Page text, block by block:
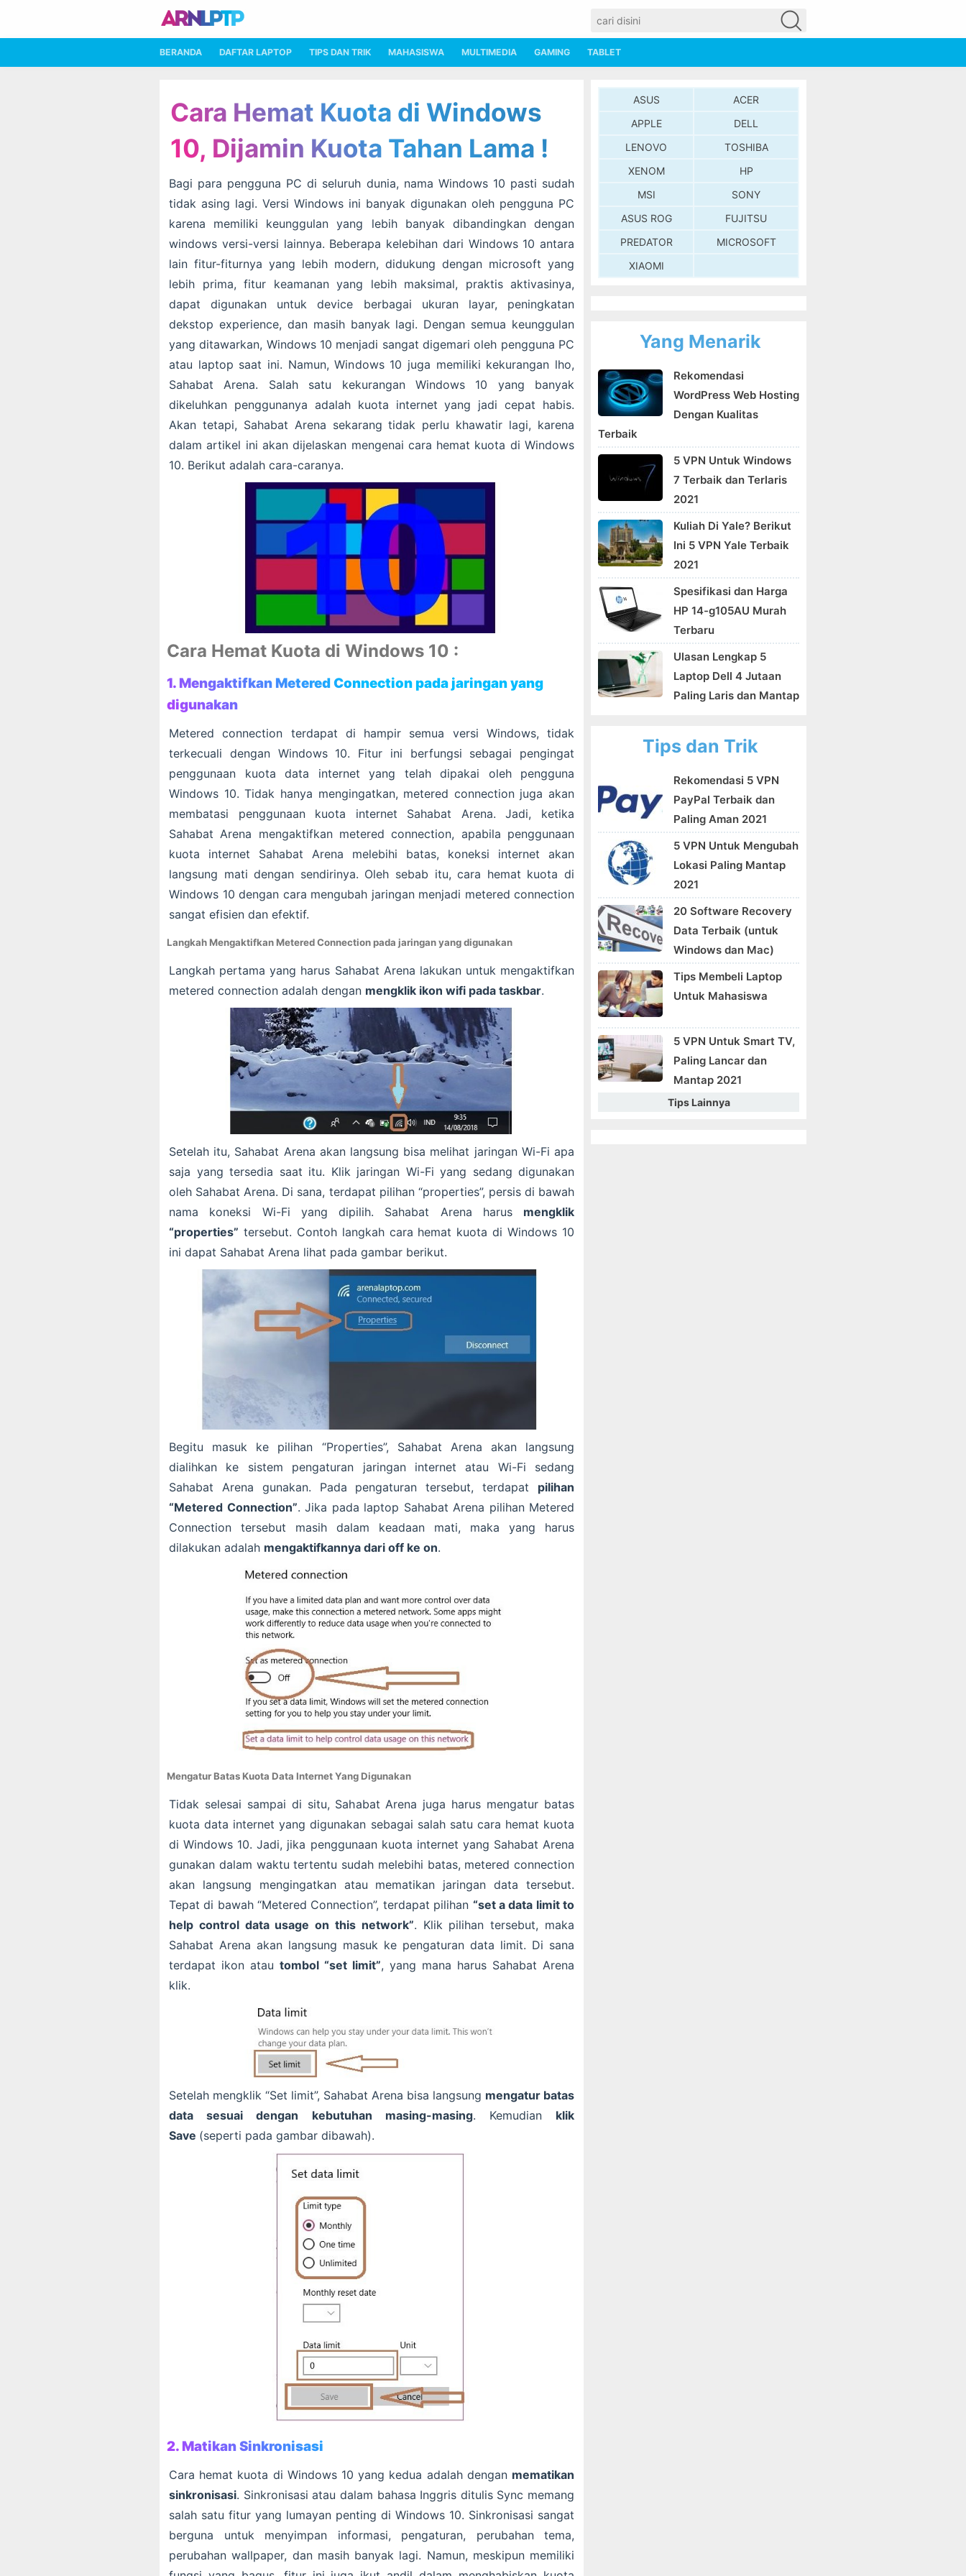
BERANDA DAFTAR LAPTOP TIPS DAN TRIK MAHASISWA MULTIMEDIA GAMING TABLET
Cara Hemat Kuota di Windows
10, Dijamin Kuota Tahan Lama !
Bagi para pengguna PC di seluruh dunia, nama Windows 10 pasti sudah
tidak asing lagi. Versi Windows ini banyak digunakan oleh pengguna PC
karena memiliki keunggulan yang lebih banyak dibandingkan dengan
windows versi-versi lainnya. Beberapa kelebihan dari Windows 10 antara
lain fitur-fiturnya yang lebih modern, didukung dengan microsoft yang
lebih prima, fitur keamanan yang lebih maksimal, praktis aktivasinya,
dapat digunakan untuk device berbagai ukuran layar, peningkatan
dekstop experience, dan masih banyak lagi. Dengan semua keunggulan
yang ditawarkan, Windows 10 menjadi sangat digemari oleh pengguna PC
atau laptop saat ini. Namun, Windows 10 juga memiliki kekurangan lho,
Sahabat Arena. Salah satu kekurangan Windows 10 yang banyak
dikeluhkan penggunanya adalah kuota internet yang jadi cepat habis.
Akan tetapi, Sahabat Arena sekarang tidak perlu khawatir lagi, karena
dalam artikel ini akan dijelaskan mengenai cara hemat kuota di Windows
10. Berikut adalah cara-caranya.
Cara Hemat Kuota di Windows 10 :
1. Mengaktifkan Metered Connection pada jaringan yang
digunakan
Metered connection terdapat di hampir semua versi Windows, tidak
terkecuali dengan Windows 10. Fitur ini berfungsi sebagai pengingat
penggunaan kuota data internet yang telah dipakai oleh pengguna
Windows 10. Tidak hanya mengingatkan, metered connection juga akan
membatasi penggunaan kuota internet Sahabat Arena. Jadi, ketika
Sahabat Arena mengaktifkan metered connection, apabila penggunaan
kuota internet Sahabat Arena melebihi batas, koneksi internet akan
langsung mati dengan sendirinya. Oleh sebab itu, cara hemat kuota di
Windows 10 dengan cara mengubah jaringan menjadi metered connection
sangat efisien dan efektif.
Langkah Mengaktifkan Metered Connection pada jaringan yang digunakan
Langkah pertama yang harus Sahabat Arena lakukan untuk mengaktifkan
metered connection adalah dengan mengklik ikon wifi pada taskbar.
Setelah itu, Sahabat Arena akan langsung bisa melihat jaringan Wi-Fi apa
saja yang tersedia saat itu. Klik jaringan Wi-Fi yang sedang digunakan
oleh Sahabat Arena. Di sana, terdapat pilihan “properties”, persis di bawah
nama koneksi Wi-Fi yang dipilih. Sahabat Arena harus mengklik
“properties” tersebut. Contoh langkah cara hemat kuota di Windows 10
ini dapat Sahabat Arena lihat pada gambar berikut.
Begitu masuk ke pilihan “Properties”, Sahabat Arena akan langsung
dialihkan ke sistem pengaturan jaringan internet atau Wi-Fi sedang
Sahabat Arena gunakan. Pada pengaturan tersebut, terdapat pilihan
“Metered Connection”. Jika pada laptop Sahabat Arena pilihan Metered
Connection tersebut masih dalam keadaan mati, maka yang harus
dilakukan adalah mengaktifkannya dari off ke on.
Mengatur Batas Kuota Data Internet Yang Digunakan
Tidak selesai sampai di situ, Sahabat Arena juga harus mengatur batas
kuota data internet yang digunakan sebagai salah satu cara hemat kuota
di Windows 10. Jadi, jika penggunaan kuota internet yang Sahabat Arena
gunakan dalam waktu tertentu sudah melebihi batas, metered connection
akan langsung mengingatkan atau mematikan jaringan data tersebut.
Tepat di bawah “Metered Connection”, terdapat pilihan “set a data limit to
help control data usage on this network”. Klik pilihan tersebut, maka
Sahabat Arena akan langsung masuk ke pengaturan data limit. Di sana
terdapat ikon atau tombol “set limit”, yang mana harus Sahabat Arena
klik.
Setelah mengklik “Set limit”, Sahabat Arena bisa langsung mengatur batas
data sesuai dengan kebutuhan masing-masing. Kemudian klik
Save (seperti pada gambar dibawah).
2. Matikan Sinkronisasi
Cara hemat kuota di Windows 10 yang kedua adalah dengan mematikan
sinkronisasi. Sinkronisasi atau dalam bahasa Inggris ditulis Sync memang
salah satu fitur yang lumayan penting di Windows 10. Sinkronisasi sangat
berguna untuk menyimpan informasi, pengaturan, perubahan tema,
perubahan wallpaper, dan masih banyak lagi. Namun, meskipun memiliki
ASUS
ACER
APPLE
DELL
LENOVO
TOSHIBA
XENOM
HP
MSI
SONY
ASUS ROG
FUJITSU
PREDATOR
MICROSOFT
XIAOMI
Yang Menarik
Rekomendasi
WordPress Web Hosting
Dengan Kualitas
Terbaik
5 VPN Untuk Windows
7 Terbaik dan Terlaris
2021
Kuliah Di Yale? Berikut
Ini 5 VPN Yale Terbaik
2021
Spesifikasi dan Harga
HP 14-g105AU Murah
Terbaru
Ulasan Lengkap 5
Laptop Dell 4 Jutaan
Paling Laris dan Mantap
Tips dan Trik
Rekomendasi 5 VPN
PayPal Terbaik dan
Paling Aman 2021
5 VPN Untuk Mengubah
Lokasi Paling Mantap
2021
20 Software Recovery
Data Terbaik (untuk
Windows dan Mac)
Tips Membeli Laptop
Untuk Mahasiswa
5 VPN Untuk Smart TV,
Paling Lancar dan
Mantap 2021
Tips Lainnya